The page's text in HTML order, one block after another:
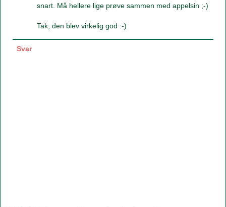
snart. Må hellere lige prøve sammen med appelsin ;-)
Tak, den blev virkelig god :-)
Svar